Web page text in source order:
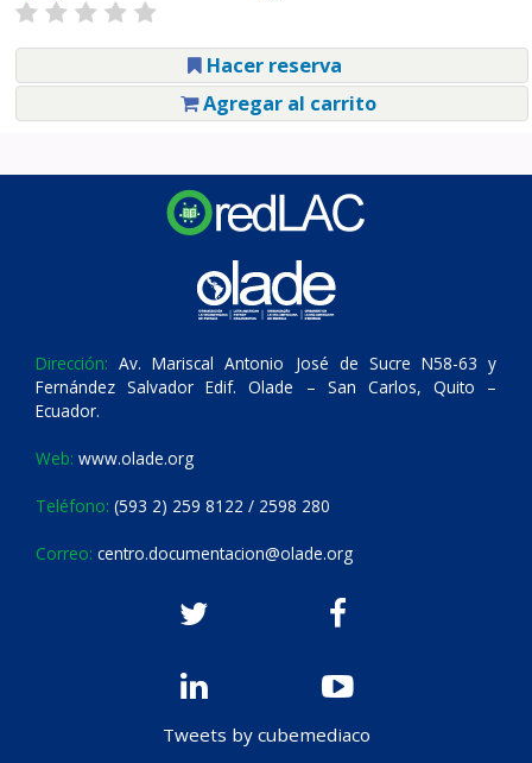
Hacer reserva
Agregar al carrito
Dirección: Av. Mariscal Antonio José de Sucre N58-63 y
Fernández Salvador Edif. Olade – San Carlos, Quito –
Ecuador.
Web: www.olade.org
Teléfono: (593 2) 259 8122 / 2598 280
Correo: centro.documentacion@olade.org
Tweets by cubemediaco